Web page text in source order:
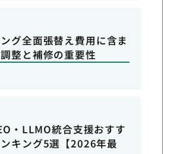
グ全面張替え費用に含ま
整と補修の重要性
・LLMO統合支援おすす
キング5選【2026年最